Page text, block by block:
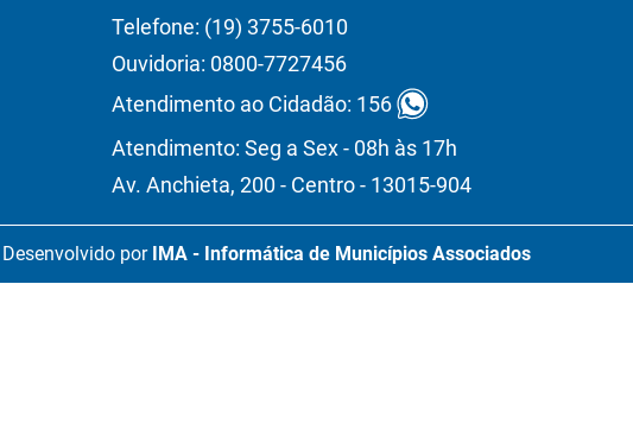
Telefone: (19) 3755-6010
Ouvidoria: 0800-7727456
Atendimento ao Cidadão: 156
Atendimento: Seg a Sex - 08h às 17h
Av. Anchieta, 200 - Centro - 13015-904
Desenvolvido por IMA - Informática de Municípios Associados